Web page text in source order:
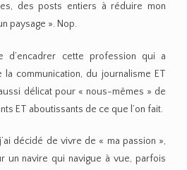
des posts entiers à réduire mon
paysage ». Nop.
d’encadrer cette profession qui a
la communication, du journalisme ET
délicat pour « nous-mêmes » de
ET aboutissants de ce que l’on fait.
décidé de vivre de « ma passion »,
un navire qui navigue à vue, parfois